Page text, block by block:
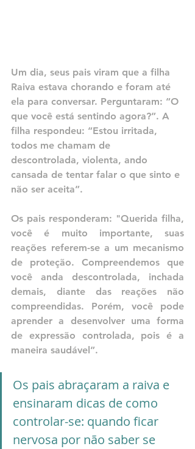
Um dia, seus pais viram que a filha
Raiva estava chorando e foram até
ela para conversar. Perguntaram: “O
que você está sentindo agora?”. A
filha respondeu: “Estou irritada,
todos me chamam de
descontrolada, violenta, ando
cansada de tentar falar o que sinto e
não ser aceita”.
Os pais responderam: "Querida filha,
você é muito importante, suas
reações referem-se a um mecanismo
de proteção. Compreendemos que
você anda descontrolada, inchada
demais, diante das reações não
compreendidas. Porém, você pode
aprender a desenvolver uma forma
de expressão controlada, pois é a
maneira saudável”.
Os pais abraçaram a raiva e
ensinaram dicas de como
controlar-se: quando ficar
nervosa por não saber se